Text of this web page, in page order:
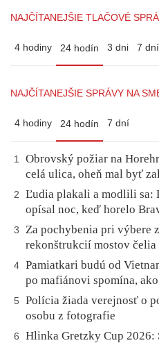
NAJČÍTANEJŠIE TLAČOVÉ
4 hodiny 24 hodín 3 dni 7 dní
NAJČÍTANEJŠIE SPRÁVY NA
4 hodiny 24 hodín 7 dní
1
Obrovský požiar na
celá ulica, oheň mal byť
2
Ľudia plakali a modlili sa:
opísal noc, keď horelo
3
Za pochybenia pri výbere
rekonštrukcií mostov
4 Pamiatkari budú od
po mafiánovi spomína,
5
Polícia žiada verejnosť o
osobu z fotografie
6
Hlinka Gretzky Cup 2026: